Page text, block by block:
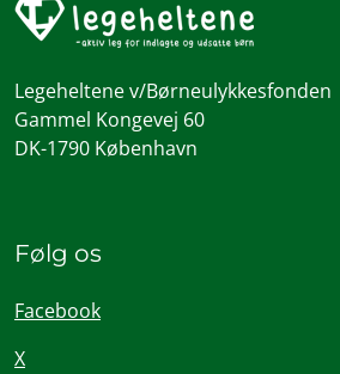
Legeheltene v/Børneulykkesfonden
Gammel Kongevej 60
DK-1790 København
Følg os
Facebook
X